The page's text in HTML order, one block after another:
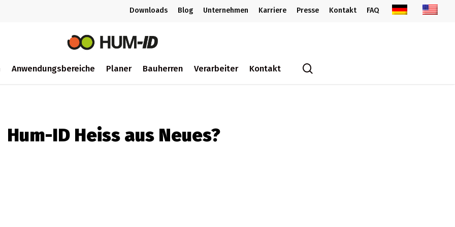
Downloads Blog Unternehmen Karriere Presse Kontakt FAQ
Anwendungsbereiche Planer Bauherren Verarbeiter Kontakt
Hum-ID Heiss aus Neues?